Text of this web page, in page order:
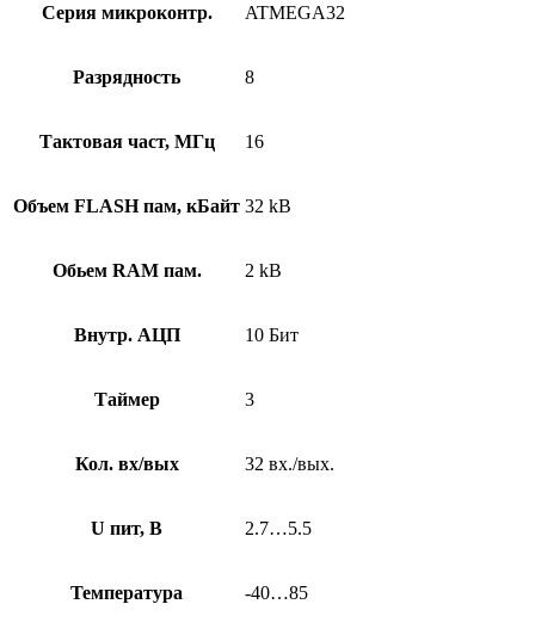
Серия микроконтр. ATMEGA32
Разрядность 8
Тактовая част, МГц 16
Объем FLASH пам, кБайт 32 kB
Обьем RAM пам. 2 kB
Внутр. АЦП 10 Бит
Таймер 3
Кол. вх/вых 32 вх./вых.
U пит, В 2.7…5.5
Температура -40…85